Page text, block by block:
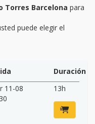
Torres Barcelona para
puede elegir el
Duración
11-08
13h